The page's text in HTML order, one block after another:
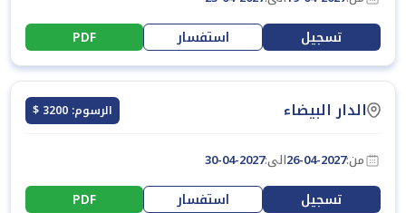
تسجيل استفسار PDF
الدار البيضاء الرسوم: 3200 $
من:26-04-2027الى:30-04-2027
تسجيل استفسار PDF